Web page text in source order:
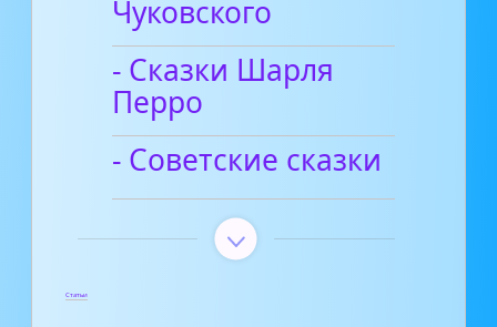
Чуковского
- Сказки Шарля
Перро
- Советские сказки
Статьи